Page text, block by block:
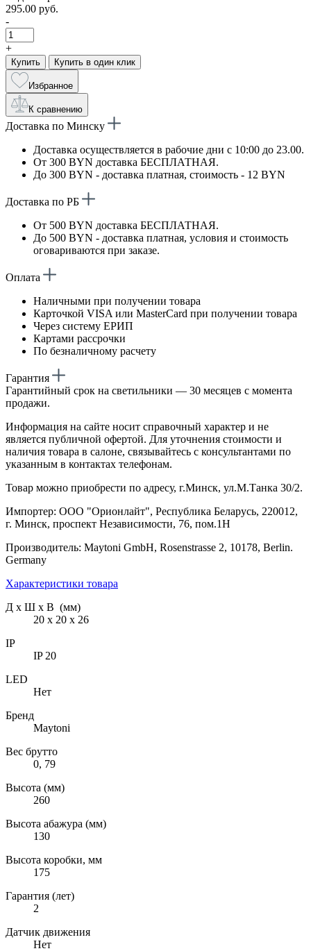
295.00 руб.
-
+
Купить Купить в один клик
Избранное
К сравнению
Доставка по Минску
Доставка осуществляется в рабочие дни с 10:00 до 23.00.
От 300 BYN доставка БЕСПЛАТНАЯ.
До 300 BYN - доставка платная, стоимость - 12 BYN
Доставка по РБ
От 500 BYN доставка БЕСПЛАТНАЯ.
До 500 BYN - доставка платная, условия и стоимость
оговариваются при заказе.
Оплата
Наличными при получении товара
Карточкой VISA или MasterCard при получении товара
Через систему ЕРИП
Картами рассрочки
По безналичному расчету
Гарантия
Гарантийный срок на светильники — 30 месяцев с момента
продажи.
Информация на сайте носит справочный характер и не
является публичной офертой. Для уточнения стоимости и
наличия товара в салоне, связывайтесь с консультантами по
указанным в контактах телефонам.
Товар можно приобрести по адресу, г.Минск, ул.М.Танка 30/2.
Импортер: ООО "Орионлайт", Республика Беларусь, 220012,
г. Минск, проспект Независимости, 76, пом.1Н
Производитель: Maytoni GmbH, Rosenstrasse 2, 10178, Berlin.
Germany
Характеристики товара
Д х Ш х В (мм)
20 х 20 х 26
IP
IP 20
LED
Нет
Бренд
Maytoni
Вес брутто
0, 79
Высота (мм)
260
Высота абажура (мм)
130
Высота коробки, мм
175
Гарантия (лет)
2
Датчик движения
Нет